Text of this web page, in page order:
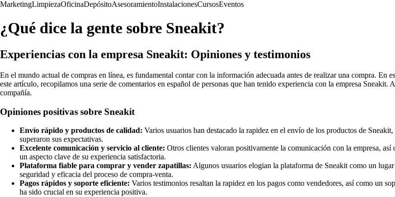
MarketingLimpiezaOficinaDepósitoAsesoramientoInstalacionesCursosEventos
¿Qué dice la gente sobre Sneakit?
Experiencias con la empresa Sneakit: Opiniones y testimonios
En el mundo actual de compras en línea, es fundamental contar con la información adecuada antes de realizar una compra. En
este artículo, recopilamos una serie de comentarios en español de personas que han tenido experiencia con la empresa Sneakit.
compañía.
Opiniones positivas sobre Sneakit
Envío rápido y productos de calidad: Varios usuarios han destacado la rapidez en el envío de los productos de
superaron sus expectativas.
Excelente comunicación y servicio al cliente: Otros clientes valoran positivamente la comunicación con la empresa,
un aspecto clave de su experiencia satisfactoria.
Plataforma fiable para comprar y vender zapatillas: Algunos usuarios elogian la plataforma de Sneakit como un
seguridad y eficacia del proceso de compra-venta.
Pagos rápidos y soporte eficiente: Varios testimonios resaltan la rapidez en los pagos como vendedores, así como un
ha sido crucial en su experiencia positiva.